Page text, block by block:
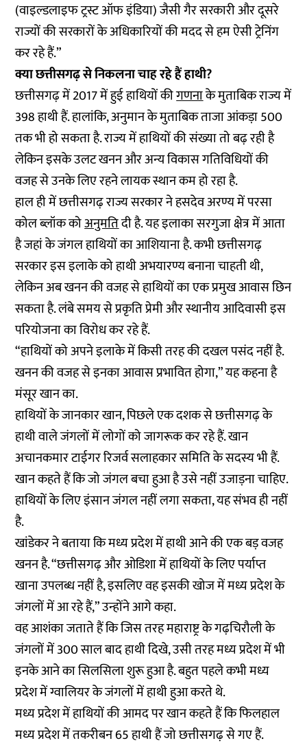
(वाइल्डलाइफ ट्रस्ट ऑफ इंडिया) जैसी गैर सरकारी और दूसरे
राज्यों की सरकारों के अधिकारियों की मदद से हम ऐसी ट्रेनिंग
कर रहे हैं.”
क्या छत्तीसगढ़ से निकलना चाह रहे हैं हाथी?
छत्तीसगढ़ में 2017 में हुई हाथियों कीगणनाके मुताबिक राज्य में
398 हाथी हैं. हालांकि, अनुमान के मुताबिक ताजा आंकड़ा 500
तक भी हो सकता है. राज्य में हाथियों की संख्या तो बढ़ रही है
लेकिन इसके उलट खनन और अन्य विकास गतिविधियों की
वजह से उनके लिए रहने लायक स्थान कम हो रहा है.
हाल ही में छत्तीसगढ़ राज्य सरकार ने हसदेव अरण्य में परसा
कोल ब्लॉक कोअनुमतिदी है. यह इलाका सरगुजा क्षेत्र में आता
है जहां के जंगल हाथियों का आशियाना है. कभी छत्तीसगढ़
सरकार इस इलाके को हाथी अभयारण्य बनाना चाहती थी,
लेकिन अब खनन की वजह से हाथियों का एक प्रमुख आवास छिन
सकता है. लंबे समय से प्रकृति प्रेमी और स्थानीय आदिवासी इस
परियोजना का विरोध कर रहे हैं.
“हाथियों को अपने इलाके में किसी तरह की दखल पसंद नहीं है.
खनन की वजह से इनका आवास प्रभावित होगा,” यह कहना है
मंसूर खान का.
हाथियों के जानकार खान, पिछले एक दशक से छत्तीसगढ़ के
हाथी वाले जंगलों में लोगों को जागरूक कर रहे हैं. खान
अचानकमार टाईगर रिजर्व सलाहकार समिति के सदस्य भी हैं.
खान कहते हैं कि जो जंगल बचा हुआ है उसे नहीं उजाड़ना चाहिए.
हाथियों के लिए इंसान जंगल नहीं लगा सकता, यह संभव ही नहीं
है.
खांडेकर ने बताया कि मध्य प्रदेश में हाथी आने की एक बड़ वजह
खनन है. “छत्तीसगढ़ और ओडिशा में हाथियों के लिए पर्याप्त
खाना उपलब्ध नहीं है, इसलिए वह इसकी खोज में मध्य प्रदेश के
जंगलों में आ रहे हैं,” उन्होंने आगे कहा.
वह आशंका जताते हैं कि जिस तरह महाराष्ट्र के गढ़चिरौली के
जंगलों में 300 साल बाद हाथी दिखे, उसी तरह मध्य प्रदेश में भी
इनके आने का सिलसिला शुरू हुआ है. बहुत पहले कभी मध्य
प्रदेश में ग्वालियर के जंगलों में हाथी हुआ करते थे.
मध्य प्रदेश में हाथियों की आमद पर खान कहते हैं कि फिलहाल
मध्य प्रदेश में तकरीबन 65 हाथी हैं जो छत्तीसगढ़ से गए हैं.